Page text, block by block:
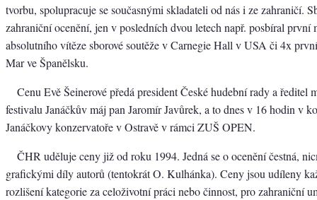
tvorbu, spolupracuje se současnými skladateli od nás i ze zahraničí.
zahraniční ocenění, jen v posledních dvou letech např. posbíral první
absolutního vítěze sborové soutěže v Carnegie Hall v USA či 4x
Mar ve Španělsku.
Cenu Evě Šeinerové předá president České hudební rady a ředitel
festivalu Janáčkův máj pan Jaromír Javůrek, a to dnes v 16 hodin v
Janáčkovy konzervatoře v Ostravě v rámci ZUŠ OPEN.
ČHR uděluje ceny již od roku 1994. Jedná se o ocenění čestná,
grafickými díly autorů (tentokrát O. Kulhánka). Ceny jsou udíleny
rozlišení kategorie za celoživotní práci nebo činnost, pro zahraniční